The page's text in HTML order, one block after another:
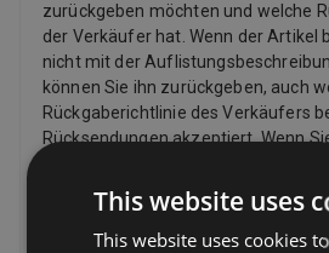
zurückgeben möchten und welche
der Verkäufer hat. Wenn der Artikel
nicht mit der
können Sie ihn zurückgeben, auch
Rückgaberichtlinie des Verkäufers
Rücksendungen akzeptiert. Wenn
geändert haben und keinen Artikel
Sie dennoch eine Rücksendung
muss diese jedoch nicht
seine Meinung zu einem Kauf
This website uses
This website uses cookies